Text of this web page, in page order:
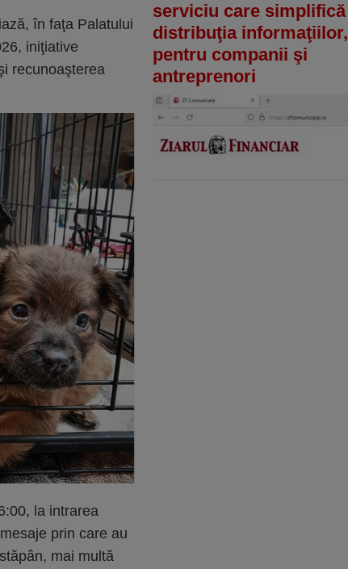
în faţa Palatului
iniţiative
recunoaşterea
la intrarea
prin care au
mai multă
serviciu care simplifică
distribuţia informaţiilor,
pentru companii şi
antreprenori